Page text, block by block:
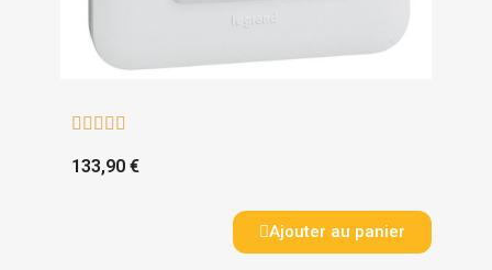
    
133,90 €
Ajouter au panier